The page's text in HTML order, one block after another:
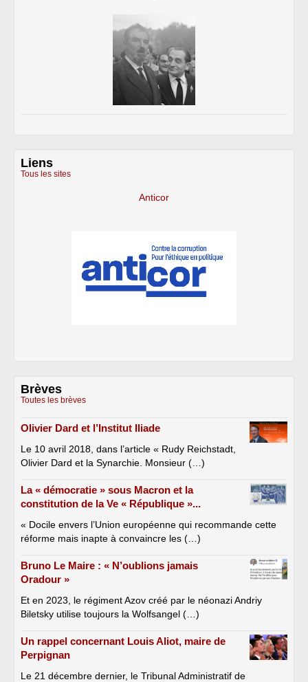
Liens
Tous les sites
Anticor
Brèves
Toutes les brèves
Olivier Dard et l’Institut Iliade
Le 10 avril 2018, dans l’article « Rudy Reichstadt,
Olivier Dard et la Synarchie. Monsieur (…)
La « démocratie » sous Macron et la
constitution de la Ve « République »...
« Docile envers l’Union européenne qui recommande cette
réforme mais inapte à convaincre les (…)
Bruno Le Maire : « N’oublions jamais
Oradour »
Et en 2023, le régiment Azov créé par le néonazi Andriy
Biletsky utilise toujours la Wolfsangel (…)
Un rappel concernant Louis Aliot, maire de
Perpignan
Le 21 décembre dernier, le Tribunal Administratif de